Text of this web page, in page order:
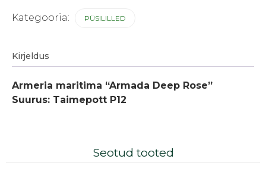
Kategooria: PÜSILILLED
Kirjeldus
Armeria maritima “Armada Deep Rose”
Suurus: Taimepott P12
Seotud tooted